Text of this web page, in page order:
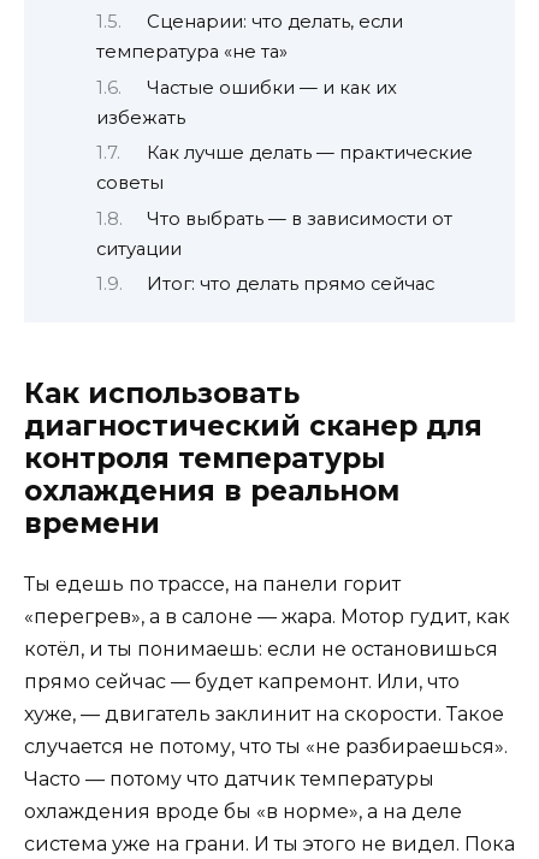
Сценарии: что делать, если
температура «не та»
Частые ошибки — и как их
избежать
Как лучше делать — практические
советы
Что выбрать — в зависимости от
ситуации
Итог: что делать прямо сейчас
Как использовать
диагностический сканер для
контроля температуры
охлаждения в реальном
времени
Ты едешь по трассе, на панели горит
«перегрев», а в салоне — жара. Мотор гудит, как
котёл, и ты понимаешь: если не остановишься
прямо сейчас — будет капремонт. Или, что
хуже, — двигатель заклинит на скорости. Такое
случается не потому, что ты «не разбираешься».
Часто — потому что датчик температуры
охлаждения вроде бы «в норме», а на деле
система уже на грани. И ты этого не видел. Пока